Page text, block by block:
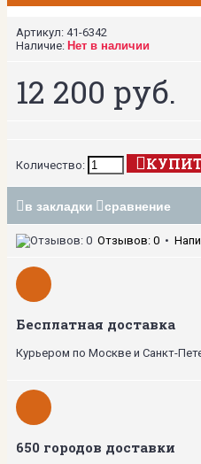
Артикул: 41-6342
Наличие: Нет в наличии
12 200 руб.
Количество:
в закладки сравнение
Отзывов: 0 •
Бесплатная доставка
Курьером по Москве и Санкт-
650 городов доставки